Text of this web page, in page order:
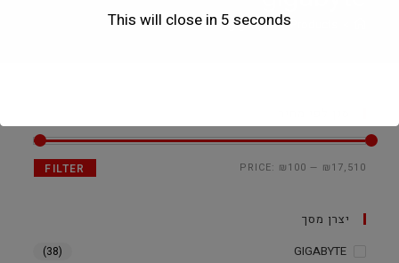
Products
>
gigabyte
FILTER PRICE: ₪100 — ₪17,510
יצרן מסך
GIGABYTE
(38)
This will close in 3 seconds